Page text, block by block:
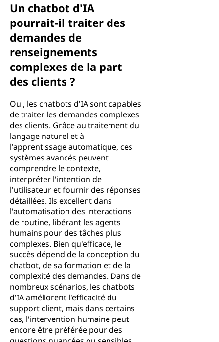
Un chatbot d'IA
pourrait-il traiter des
demandes de
renseignements
complexes de la part
des clients ?
Oui, les chatbots d'IA sont capables
de traiter les demandes complexes
des clients. Grâce au traitement du
langage naturel et à
l'apprentissage automatique, ces
systèmes avancés peuvent
comprendre le contexte,
interpréter l'intention de
l'utilisateur et fournir des réponses
détaillées. Ils excellent dans
l'automatisation des interactions
de routine, libérant les agents
humains pour des tâches plus
complexes. Bien qu'efficace, le
succès dépend de la conception du
chatbot, de sa formation et de la
complexité des demandes. Dans de
nombreux scénarios, les chatbots
d'IA améliorent l'efficacité du
support client, mais dans certains
cas, l'intervention humaine peut
encore être préférée pour des